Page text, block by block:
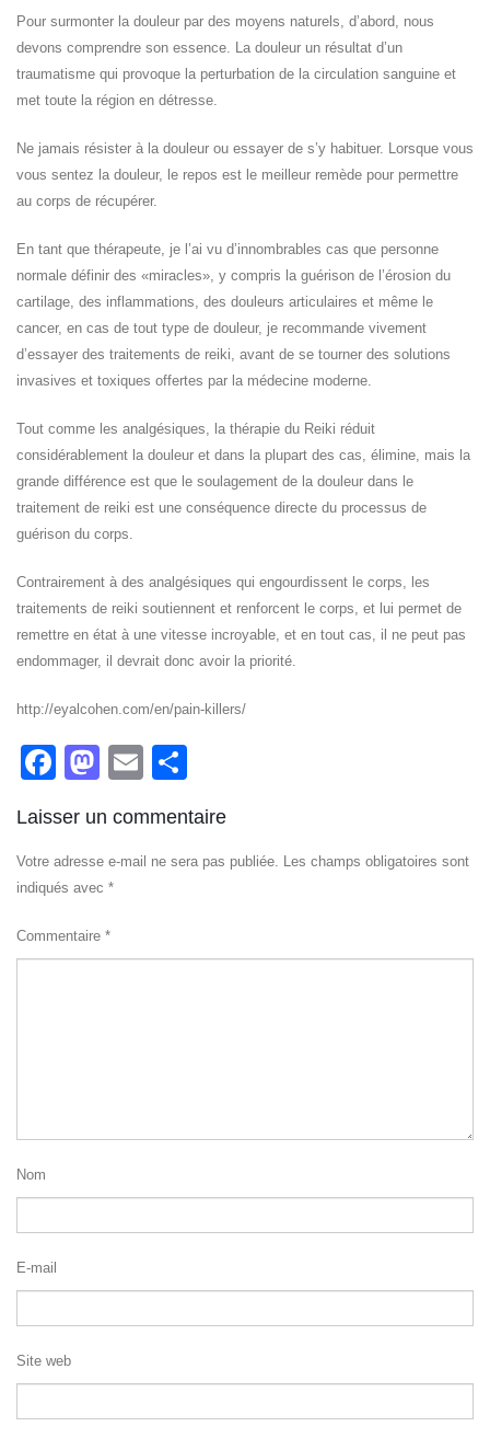
Pour surmonter la douleur par des moyens naturels, d’abord, nous
devons comprendre son essence. La douleur un résultat d’un
traumatisme qui provoque la perturbation de la circulation sanguine et
met toute la région en détresse.
Ne jamais résister à la douleur ou essayer de s’y habituer. Lorsque vous
vous sentez la douleur, le repos est le meilleur remède pour permettre
au corps de récupérer.
En tant que thérapeute, je l’ai vu d’innombrables cas que personne
normale définir des «miracles», y compris la guérison de l’érosion du
cartilage, des inflammations, des douleurs articulaires et même le
cancer, en cas de tout type de douleur, je recommande vivement
d’essayer des traitements de reiki, avant de se tourner des solutions
invasives et toxiques offertes par la médecine moderne.
Tout comme les analgésiques, la thérapie du Reiki réduit
considérablement la douleur et dans la plupart des cas, élimine, mais la
grande différence est que le soulagement de la douleur dans le
traitement de reiki est une conséquence directe du processus de
guérison du corps.
Contrairement à des analgésiques qui engourdissent le corps, les
traitements de reiki soutiennent et renforcent le corps, et lui permet de
remettre en état à une vitesse incroyable, et en tout cas, il ne peut pas
endommager, il devrait donc avoir la priorité.
http://eyalcohen.com/en/pain-killers/
Facebook
Mastodon
Email
Laisser un commentaire
Votre adresse e-mail ne sera pas publiée. Les champs obligatoires sont
indiqués avec *
Commentaire *
Nom
E-mail
Site web